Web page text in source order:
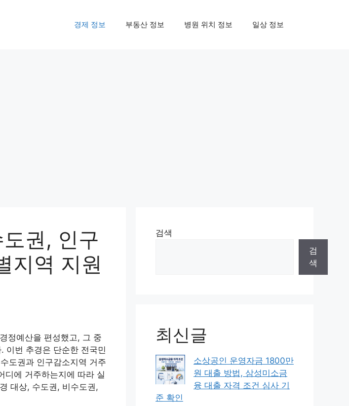
경제 정보 부동산 정보 병원 위치 정보 일상 정보
권, 인구
지역 지원
정예산을 편성했고, 그 중
이번 추경은 단순한 전국민
도권과 인구감소지역 거주
디에 거주하는지에 따라 실
대상, 수도권, 비수도권,
검색
검
색
최신글
소상공인 운영자금 1800만
원 대출 방법, 삼성미소금
융 대출 자격 조건 심사 기
준 확인